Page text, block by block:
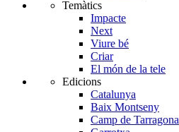
Temàtics
Impacte
Next
Viure bé
Criar
El món de la tele
Edicions
Catalunya
Baix Montseny
Camp de Tarragona